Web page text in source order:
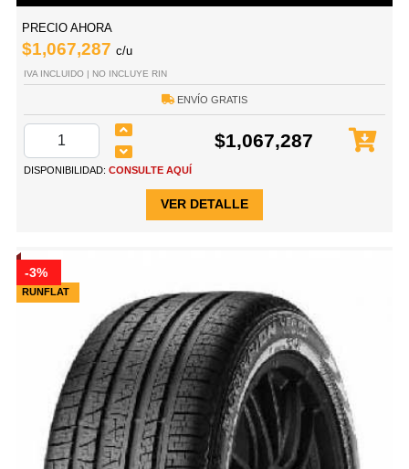
PRECIO AHORA
$1,067,287 c/u
IVA INCLUIDO | NO INCLUYE RIN
ENVÍO GRATIS
$1,067,287
DISPONIBILIDAD: CONSULTE AQUÍ
VER DETALLE
RUNFLAT
-3%